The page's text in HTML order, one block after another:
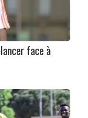
face à